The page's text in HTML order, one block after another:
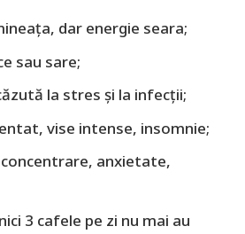
dar energie seara;
sau sare;
la stres și la infecții;
vise intense, insomnie;
anxietate,
3 cafele pe zi nu mai au